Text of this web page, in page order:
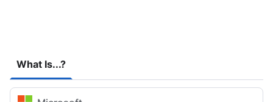
What Is...?